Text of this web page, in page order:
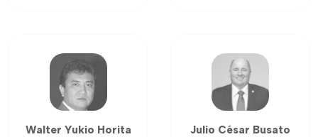
Walter Yukio Horita Julio César Busato